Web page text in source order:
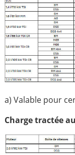
a) Valable pour
Charge tractée